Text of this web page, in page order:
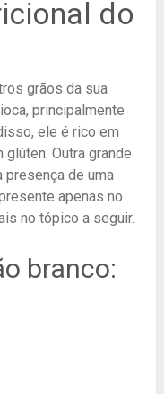
do
grãos da sua
principalmente
ele é rico em
Outra grande
presença de uma
apenas no
no tópico a seguir.
branco: